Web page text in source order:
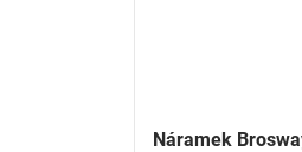
Náramek